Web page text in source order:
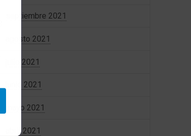
septiembre 2021
agosto 2021
julio 2021
junio 2021
mayo 2021
abril 2021